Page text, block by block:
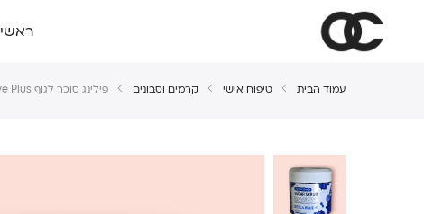
ראשי
עמוד הבית טיפוח אישי קרמים וסבונים פילינג סוכר לגוף Active Plus – נילה כחולה